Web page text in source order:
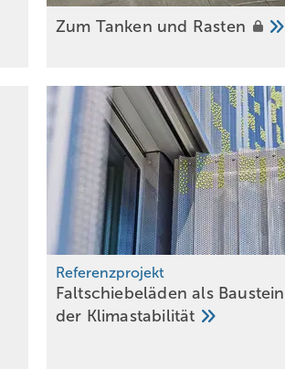
Zum Tanken und Rasten
Referenzprojekt
Faltschiebeläden als Bau­stein
der Klima­stabilität